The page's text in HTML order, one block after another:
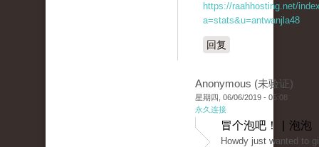
https://raahhosting.net/
a=stats&u=antwanjla48
回复
Anonymous (未验证)
星期四, 06/06/2019 - 05:08
永久连接
冒个泡吧！ | 泡泡
Howdy just wanted to